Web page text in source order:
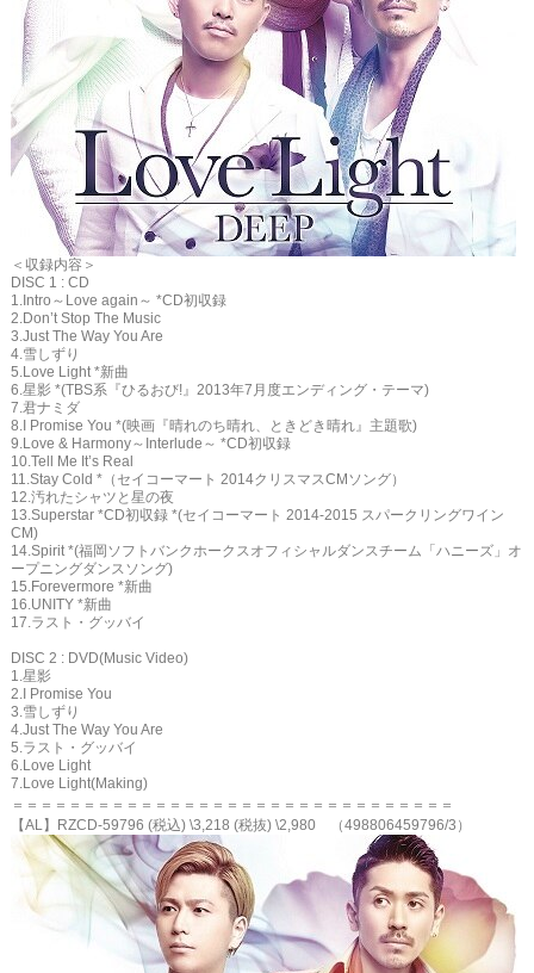
＜収録内容＞
DISC 1 : CD
1.Intro～Love again～ *CD初収録
2.Don’t Stop The Music
3.Just The Way You Are
4.雪しずり
5.Love Light *新曲
6.星影 *(TBS系『ひるおび!』2013年7月度エンディング・テーマ)
7.君ナミダ
8.I Promise You *(映画『晴れのち晴れ、ときどき晴れ』主題歌)
9.Love & Harmony～Interlude～ *CD初収録
10.Tell Me It’s Real
11.Stay Cold *（セイコーマート 2014クリスマスCMソング）
12.汚れたシャツと星の夜
13.Superstar *CD初収録 *(セイコーマート 2014-2015 スパークリングワイン
CM)
14.Spirit *(福岡ソフトバンクホークスオフィシャルダンスチーム「ハニーズ」オ
ープニングダンスソング)
15.Forevermore *新曲
16.UNITY *新曲
17.ラスト・グッバイ
DISC 2 : DVD(Music Video)
1.星影
2.I Promise You
3.雪しずり
4.Just The Way You Are
5.ラスト・グッバイ
6.Love Light
7.Love Light(Making)
＝＝＝＝＝＝＝＝＝＝＝＝＝＝＝＝＝＝＝＝＝＝＝＝＝＝＝＝＝＝＝
【AL】RZCD-59796 (税込) \3,218 (税抜) \2,980 （498806459796/3）